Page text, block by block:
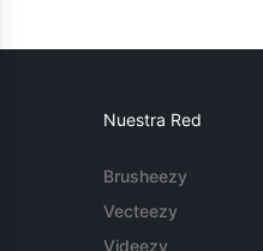
Nuestra Red
Brusheezy
Vecteezy
Videezy